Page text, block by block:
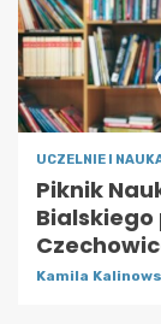
UCZELNIE I
Piknik
Kamila